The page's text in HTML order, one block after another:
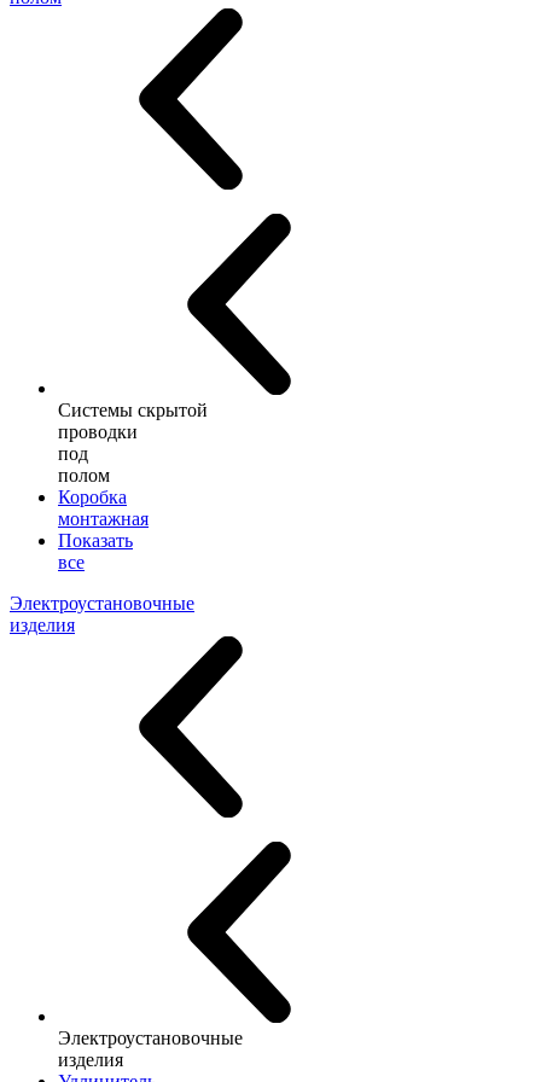
Системы скрытой
проводки
под
полом
Коробка
монтажная
Показать
все
Электроустановочные
изделия
Электроустановочные
изделия